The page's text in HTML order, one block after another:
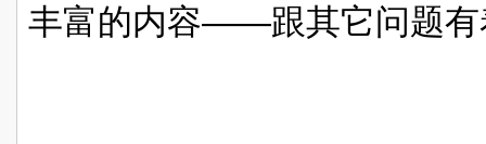
丰富的内容——跟其它问题有